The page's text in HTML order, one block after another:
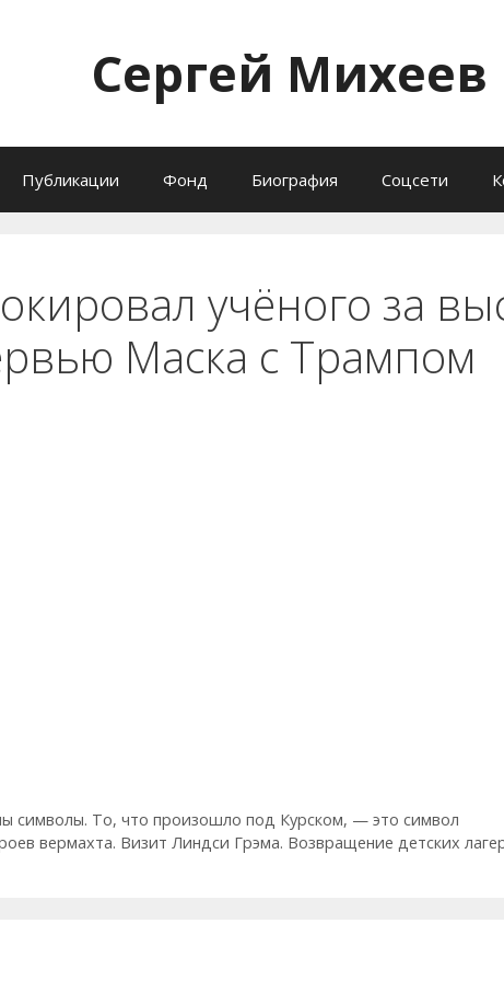
Сергей Михеев
Публикации Фонд Биография Соцсети
учёного за
Маска с Трампом
символы. То, что произошло под Курском, — это символ
вермахта. Визит Линдси Грэма. Возвращение детских